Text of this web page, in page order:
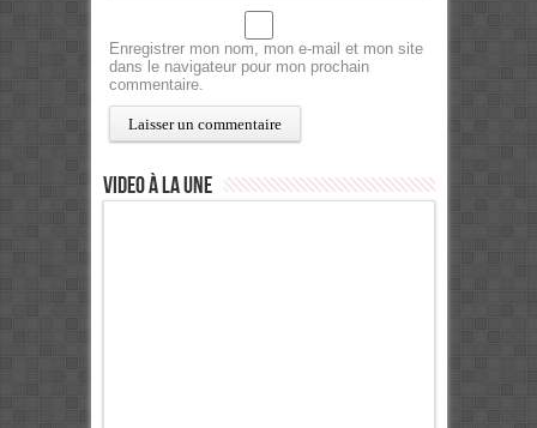
Enregistrer mon nom, mon e-mail et mon site
dans le navigateur pour mon prochain
commentaire.
Video à la Une